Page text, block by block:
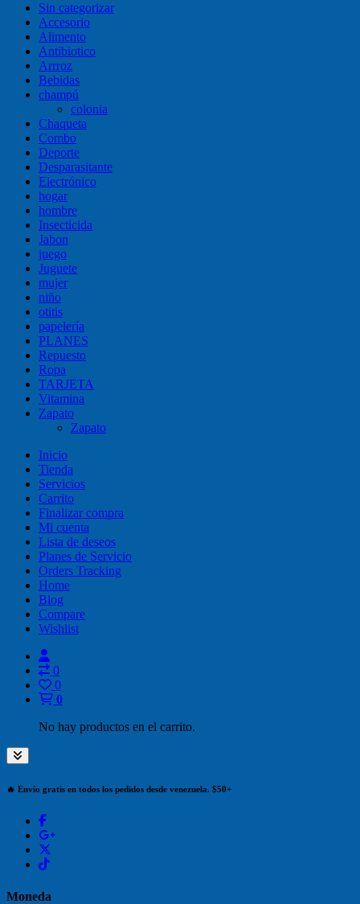
Sin categorizar
Accesorio
Alimento
Antibiotico
Arrroz
Bebidas
champú
colonia
Chaqueta
Combo
Deporte
Desparasitante
Electrónico
hogar
hombre
Insecticida
Jabon
juego
Juguete
mujer
niño
otitis
papelería
PLANES
Repuesto
Ropa
TARJETA
Vitamina
Zapato
Zapato
Inicio
Tienda
Servicios
Carrito
Finalizar compra
Mi cuenta
Lista de deseos
Planes de Servicio
Orders Tracking
Home
Blog
Compare
Wishlist
0
0
0
No hay productos en el carrito.
🔥 Envío gratis en todos los pedidos desde venezuela. $50+
Moneda